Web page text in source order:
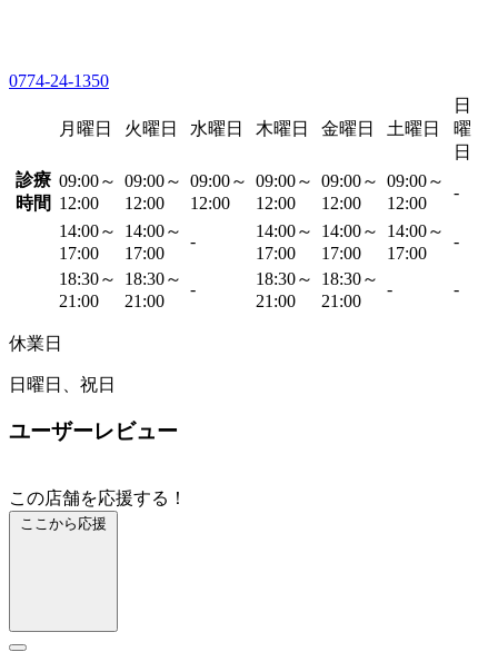
0774-24-1350
月曜日 火曜日 水曜日 木曜日 金曜日 土曜日
日
曜
日
診療
時間
09:00～
12:00
09:00～
12:00
09:00～
12:00
09:00～
12:00
09:00～
12:00
09:00～
12:00
-
14:00～
17:00
14:00～
17:00
-
14:00～
17:00
14:00～
17:00
14:00～
17:00
-
18:30～
21:00
18:30～
21:00
-
18:30～
21:00
18:30～
21:00
- -
休業日
日曜日、祝日
ユーザーレビュー
この店舗を応援する！
ここから応援